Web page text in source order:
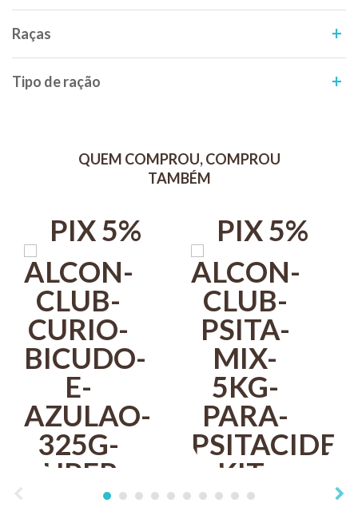
ovo desidratado, premix vitamínico mineral, fécula de mandioca,
vermelho ponceau), antioxidantes (Etoxiquin, Propilgalato, BHA,
BHT), aditivo aromatizante (aroma de manga), aditivo acidificante
Servir em comedouros limpos e secos.
Deixar água limpa sempre à disposição.
estranhar inicialmente o novo alimento.
Neste caso, para facilitar a adaptação, deve-se misturar
temporariamente o novo alimento com as sementes de costume.
1° ao 3° dia- 25% de ração e 75% sementes.
4° ao 6° dia- 50% de ração e 50% de sementes.
7° ao 9° dia- 75% de ração e 25% de sementes.
A partir do 10° dia- Somente Alcon Club Tucanos.
IMAGENS MERAMENTE ILUSTRATIVAS
Raças
Tipo de ração
QUEM COMPROU, COMPROU
TAMBÉM
PIX 5% PIX 5%